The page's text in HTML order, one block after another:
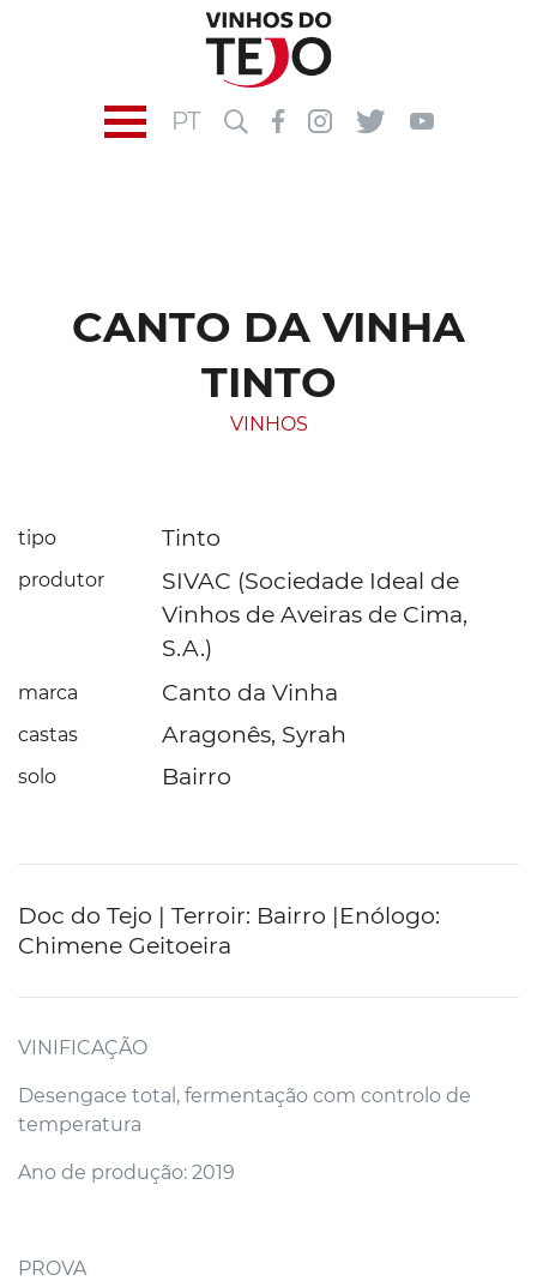
PT
CANTO DA VINHA
TINTO
VINHOS
tipo Tinto
produtor
SIVAC (Sociedade Ideal de
Vinhos de Aveiras de Cima,
S.A.)
marca Canto da Vinha
castas Aragonês, Syrah
solo Bairro
Doc do Tejo | Terroir: Bairro |Enólogo:
Chimene Geitoeira
VINIFICAÇÃO
Desengace total, fermentação com controlo de
temperatura
Ano de produção: 2019
PROVA